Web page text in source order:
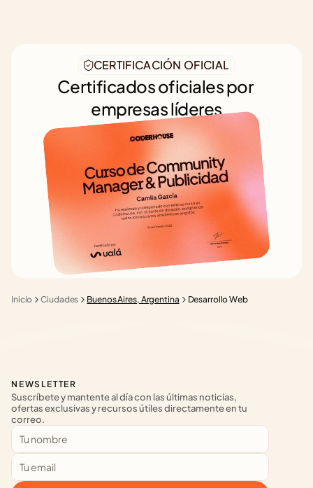
Inicio Ciudades Buenos Aires, Argentina Desarrollo Web
CERTIFICACIÓN OFICIAL
Certificados oficiales por
empresas líderes
NEWSLETTER
Suscríbete y mantente al día con las últimas noticias,
ofertas exclusivas y recursos útiles directamente en tu
correo.